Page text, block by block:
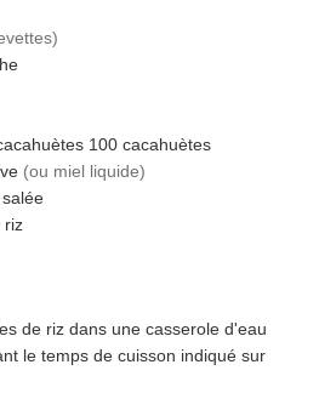
100 cacahuètes
(ou miel liquide)
riz
de riz dans une casserole d'eau
le temps de cuisson indiqué sur